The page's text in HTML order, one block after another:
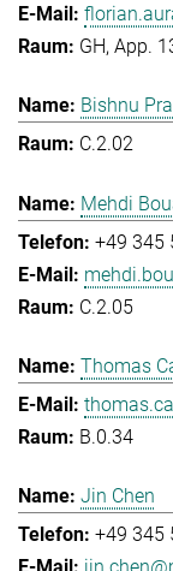
GH, App.
Bishnu
C.2.02
Mehdi
+49 345
C.2.05
Thomas
B.0.34
Jin Chen
+49 345